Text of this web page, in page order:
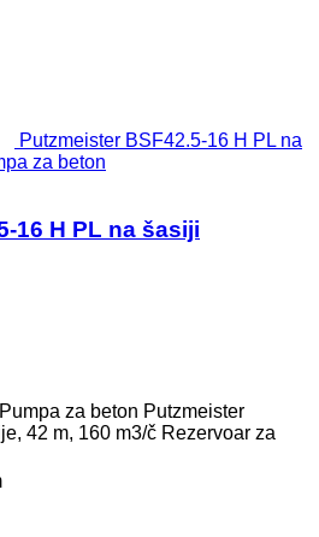
Putzmeister BSF42.5-16 H PL na
za beton
16 H PL na šasiji
Pumpa za beton Putzmeister
42 m, 160 m3/č Rezervoar za